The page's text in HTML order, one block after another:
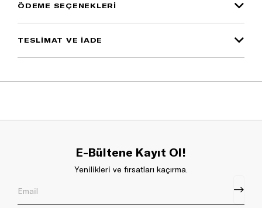
ÖDEME SEÇENEKLERI
TESLİMAT VE İADE
E-Bültene Kayıt Ol!
Yenilikleri ve fırsatları kaçırma.